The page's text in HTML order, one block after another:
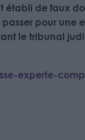
établi de faux
pour
le tribunal
experte-